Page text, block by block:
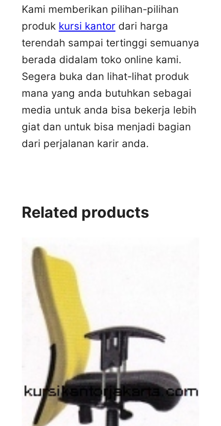
Kami memberikan pilihan-pilihan
produk kursi kantor dari harga
terendah sampai tertinggi semuanya
berada didalam toko online kami.
Segera buka dan lihat-lihat produk
mana yang anda butuhkan sebagai
media untuk anda bisa bekerja lebih
giat dan untuk bisa menjadi bagian
dari perjalanan karir anda.
Related products